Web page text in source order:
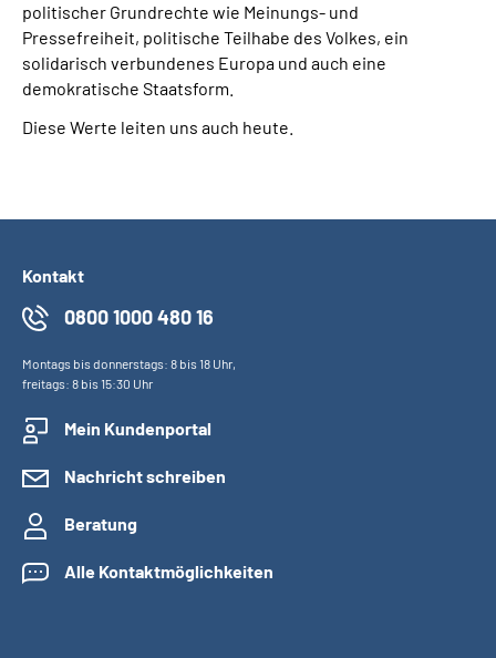
politischer Grundrechte wie Meinungs- und
Pressefreiheit, politische Teilhabe des Volkes, ein
solidarisch verbundenes Europa und auch eine
demokratische Staatsform.
Diese Werte leiten uns auch heute.
Kontakt
0800 1000 480 16
Montags bis donnerstags: 8 bis 18 Uhr,
freitags: 8 bis 15:30 Uhr
Mein Kundenportal
Nachricht schreiben
Beratung
Alle Kontaktmöglichkeiten